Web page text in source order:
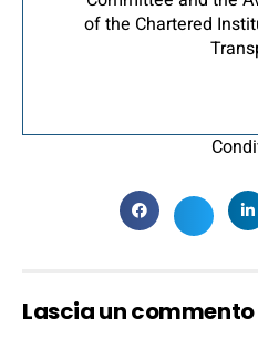
of the Chartered
Lascia un commento